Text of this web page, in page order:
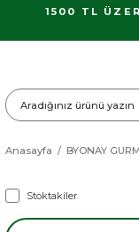
1500 TL
Anasayfa BYONAY
Stoktakiler